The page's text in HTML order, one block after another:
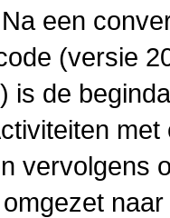
een
(versie
is de
vervolgens